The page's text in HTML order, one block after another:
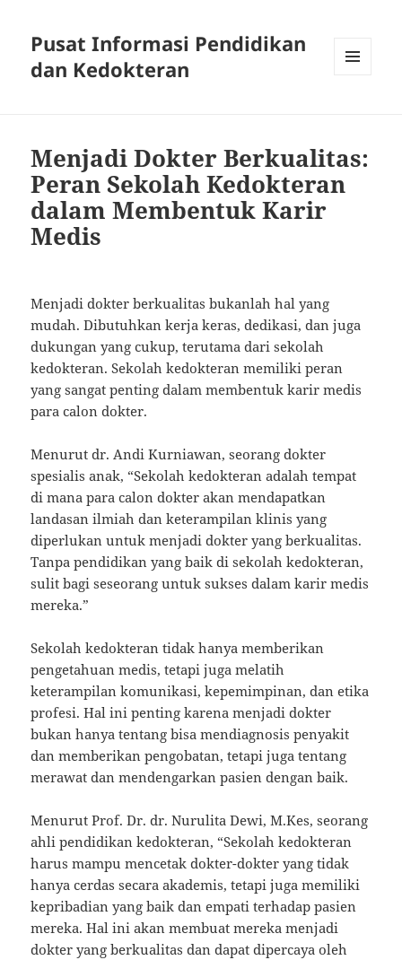
Pusat Informasi Pendidikan
dan Kedokteran
Menjadi Dokter Berkualitas:
Peran Sekolah Kedokteran
dalam Membentuk Karir
Medis
Menjadi dokter berkualitas bukanlah hal yang
mudah. Dibutuhkan kerja keras, dedikasi, dan juga
dukungan yang cukup, terutama dari sekolah
kedokteran. Sekolah kedokteran memiliki peran
yang sangat penting dalam membentuk karir medis
para calon dokter.
Menurut dr. Andi Kurniawan, seorang dokter
spesialis anak, “Sekolah kedokteran adalah tempat
di mana para calon dokter akan mendapatkan
landasan ilmiah dan keterampilan klinis yang
diperlukan untuk menjadi dokter yang berkualitas.
Tanpa pendidikan yang baik di sekolah kedokteran,
sulit bagi seseorang untuk sukses dalam karir medis
mereka.”
Sekolah kedokteran tidak hanya memberikan
pengetahuan medis, tetapi juga melatih
keterampilan komunikasi, kepemimpinan, dan etika
profesi. Hal ini penting karena menjadi dokter
bukan hanya tentang bisa mendiagnosis penyakit
dan memberikan pengobatan, tetapi juga tentang
merawat dan mendengarkan pasien dengan baik.
Menurut Prof. Dr. dr. Nurulita Dewi, M.Kes, seorang
ahli pendidikan kedokteran, “Sekolah kedokteran
harus mampu mencetak dokter-dokter yang tidak
hanya cerdas secara akademis, tetapi juga memiliki
kepribadian yang baik dan empati terhadap pasien
mereka. Hal ini akan membuat mereka menjadi
dokter yang berkualitas dan dapat dipercaya oleh